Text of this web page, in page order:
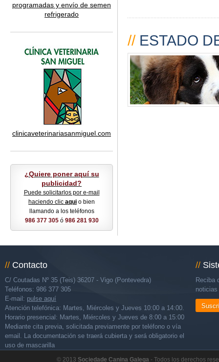
programadas y envío de semen
refrigerado
clinicaveterinariasanmiguel.com
¿Quiere poner aquí su
publicidad?
Puede solicitarlos por e-mail
haciendo clic aqui o bien
llamando a los teléfonos
986 377 305ó 986 281 930
//ESTADO
// Contacto
C/ Coutadas Nº 35 (Teis) 36207 - Vigo (Pontevedra)
Teléfonos: 986 377 305
E-mail: pulse aquí
Atención telefónica: Martes, Miércoles y Jueves 10:00 a 14:00.
Horario presencial: Martes, Miércoles y Jueves de 8:00 a 15:00
Mediante cita previa, solicitada previamente por teléfono o vía
email. La documentación se traerá cubierta y será obligatorio el
uso de mascarilla
//
Reciba
© 2013 Sociedade Canina Galega - Todos los derechos